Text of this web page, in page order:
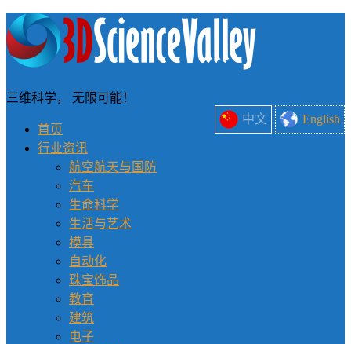
中文 English
三维科学， 无限可能！
首页
行业资讯
航空航天与国防
汽车
生命科学
生活与艺术
模具
自动化
珠宝饰品
教育
建筑
电子